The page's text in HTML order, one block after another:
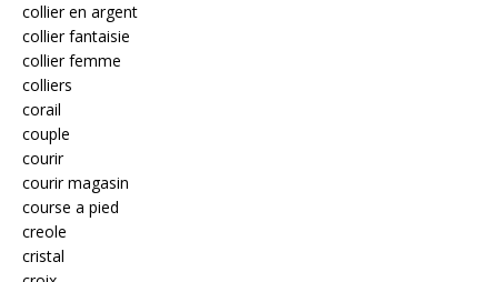
collier en argent
collier fantaisie
collier femme
colliers
corail
couple
courir
courir magasin
course a pied
creole
cristal